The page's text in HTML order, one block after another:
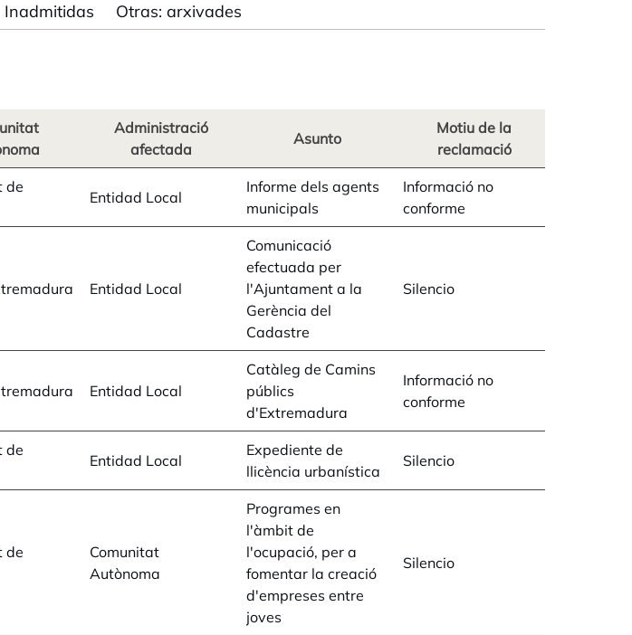
Inadmitidas Otras: arxivades
Administració
afectada
Asunto
Motiu de la
reclamació
de
Entidad Local
Informe dels agents
municipals
Informació no
conforme
Entidad Local
Comunicació
efectuada per
l'Ajuntament a la
Gerència del
Cadastre
Silencio
Entidad Local
Catàleg de Camins
públics
d'Extremadura
Informació no
conforme
de
Entidad Local
Expediente de
llicència urbanística
Silencio
de
Comunitat
Autònoma
Programes en
l'àmbit de
l'ocupació, per a
fomentar la creació
d'empreses entre
joves
Silencio